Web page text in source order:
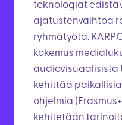
teknologiat
ajatustenvaihtoa
ryhmätyötä.
kokemus
audiovisuaalisista
kehittää
ohjelmia
kehitetään